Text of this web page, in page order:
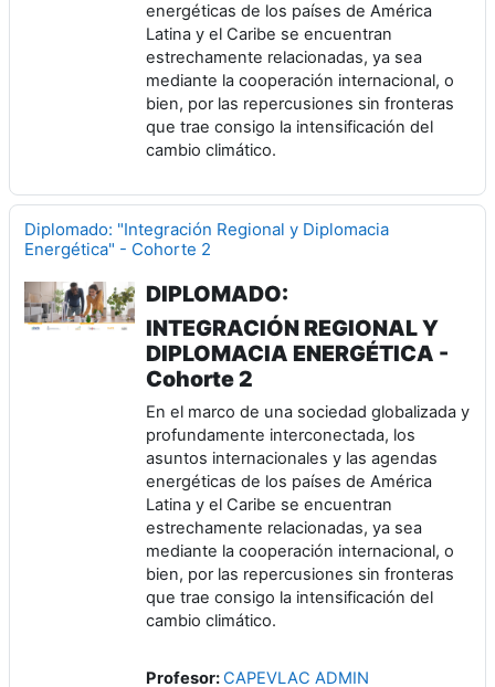
energéticas de los países de América
Latina y el Caribe se encuentran
estrechamente relacionadas, ya sea
mediante la cooperación internacional, o
bien, por las repercusiones sin fronteras
que trae consigo la intensificación del
cambio climático.
Diplomado: "Integración Regional y Diplomacia
Energética" - Cohorte 2
DIPLOMADO:
INTEGRACIÓN REGIONAL Y
DIPLOMACIA ENERGÉTICA -
Cohorte 2
En el marco de una sociedad globalizada y
profundamente interconectada, los
asuntos internacionales y las agendas
energéticas de los países de América
Latina y el Caribe se encuentran
estrechamente relacionadas, ya sea
mediante la cooperación internacional, o
bien, por las repercusiones sin fronteras
que trae consigo la intensificación del
cambio climático.
Profesor:CAPEVLAC ADMIN